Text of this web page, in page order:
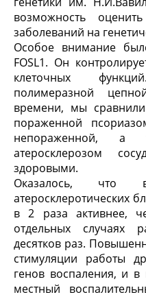
возможность
заболеваний на
Особое внимание
FOSL1. Он
клеточных
полимеразной
времени, мы сравнили
пораженной
непораженной, а
атеросклерозом
здоровыми.
Оказалось, что
атеросклеротических
в 2 раза активнее,
отдельных случаях
десятков раз.
стимуляции работы
генов воспаления, и в
местный